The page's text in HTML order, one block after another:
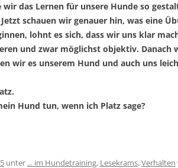
das Lernen für unsere Hunde so
schauen wir genauer hin, was eine
lohnt es sich, dass wir uns klar
und zwar möglichst objektiv.
wir es unserem Hund und auch uns
Hund tun, wenn ich Platz sage?
unter ... im Hundetraining, Lesekrams,Verhalten